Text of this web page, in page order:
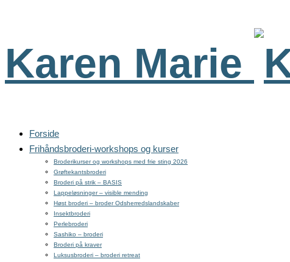
Karen Marie
Forside
Frihåndsbroderi-workshops og kurser
Broderikurser og workshops med frie sting 2026
Grøftekantsbroderi
Broderi på strik – BASIS
Lappeløsninger – visible mending
Høst broderi – broder Odsherredslandskaber
Insektbroderi
Perlebroderi
Sashiko – broderi
Broderi på kraver
Luksusbroderi – broderi retreat